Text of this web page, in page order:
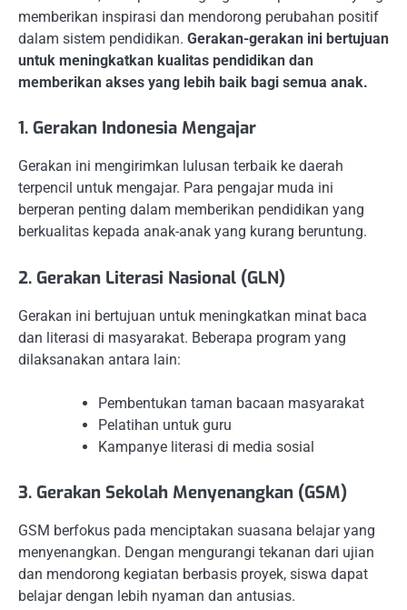
memberikan inspirasi dan mendorong perubahan positif
dalam sistem pendidikan. Gerakan-gerakan ini bertujuan
untuk meningkatkan kualitas pendidikan dan
memberikan akses yang lebih baik bagi semua anak.
1. Gerakan Indonesia Mengajar
Gerakan ini mengirimkan lulusan terbaik ke daerah
terpencil untuk mengajar. Para pengajar muda ini
berperan penting dalam memberikan pendidikan yang
berkualitas kepada anak-anak yang kurang beruntung.
2. Gerakan Literasi Nasional (GLN)
Gerakan ini bertujuan untuk meningkatkan minat baca
dan literasi di masyarakat. Beberapa program yang
dilaksanakan antara lain:
Pembentukan taman bacaan masyarakat
Pelatihan untuk guru
Kampanye literasi di media sosial
3. Gerakan Sekolah Menyenangkan (GSM)
GSM berfokus pada menciptakan suasana belajar yang
menyenangkan. Dengan mengurangi tekanan dari ujian
dan mendorong kegiatan berbasis proyek, siswa dapat
belajar dengan lebih nyaman dan antusias.